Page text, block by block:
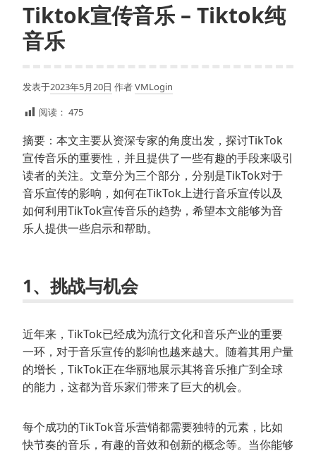
Tiktok宣传音乐 – Tiktok纯
音乐
发表于2023年5月20日 作者VMLogin
阅读： 475
摘要：本文主要从资深专家的角度出发，探讨TikTok
宣传音乐的重要性，并且提供了一些有趣的手段来吸引
读者的关注。文章分为三个部分，分别是TikTok对于
音乐宣传的影响，如何在TikTok上进行音乐宣传以及
如何利用TikTok宣传音乐的趋势，希望本文能够为音
乐人提供一些启示和帮助。
1、挑战与机会
近年来，TikTok已经成为流行文化和音乐产业的重要
一环，对于音乐宣传的影响也越来越大。随着其用户量
的增长，TikTok正在华丽地展示其将音乐推广到全球
的能力，这都为音乐家们带来了巨大的机会。
每个成功的TikTok音乐营销都需要独特的元素，比如
快节奏的音乐，有趣的音效和创新的概念等。当你能够